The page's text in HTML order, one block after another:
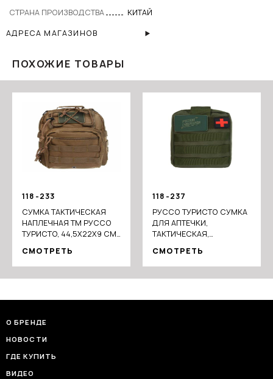
СТРАНА ПРОИЗВОДСТВА
КИТАЙ
АДРЕСА МАГАЗИНОВ
ПОХОЖИЕ ТОВАРЫ
118-233
СУМКА ТАКТИЧЕСКАЯ
НАПЛЕЧНАЯ ТМ РУССО
ТУРИСТО, 44,5Х22Х9 СМ,
СМОТРЕТЬ
118-237
РУССО ТУРИСТО СУМКА
ДЛЯ АПТЕЧКИ,
ТАКТИЧЕСКАЯ,
СМОТРЕТЬ
О БРЕНДЕ
НОВОСТИ
ГДЕ КУПИТЬ
ВИДЕО